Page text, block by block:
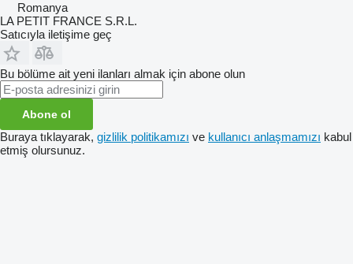
Romanya
LA PETIT FRANCE S.R.L.
Satıcıyla iletişime geç
Bu bölüme ait yeni ilanları almak için abone olun
Abone ol
Buraya tıklayarak, gizlilik politikamızı ve kullanıcı anlaşmamızı kabul
etmiş olursunuz.